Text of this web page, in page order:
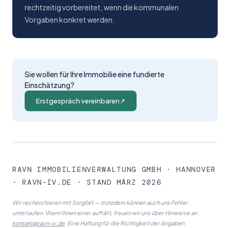
rechtzeitig vorbereitet, wenn die kommunalen
Vorgaben konkret werden.
Sie wollen für Ihre Immobilie eine fundierte
Einschätzung?
Erstgespräch vereinbaren↗
RAVN IMMOBILIENVERWALTUNG GMBH · HANNOVER
· RAVN-IV.DE · STAND MÄRZ 2026
Wir recherchieren mit Sorgfalt — trotzdem können auch uns Fehler
unterlaufen. Wenn Ihnen einer auffällt, freuen wir uns über Hinweise an
kontakt@ravn-iv.de . Eine Haftung für die Richtigkeit der Angaben